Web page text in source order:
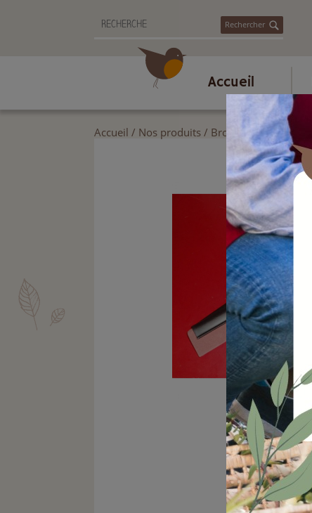
Rechercher
Accueil
Accueil / Nos produits / Brosserie et ménage